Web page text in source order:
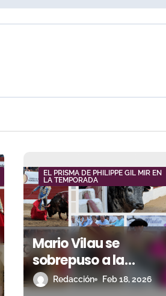
EL PRISMA DE PHILIPPE GIL MIR EN
LA TEMPORADA
Mario Vilau se
sobrepuso a la
cornada para salir a
Redacción Feb 18, 2026